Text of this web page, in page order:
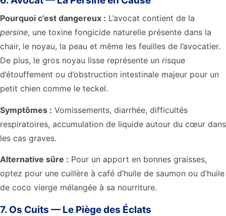
Pourquoi c’est dangereux : L’avocat contient de la
persine, une toxine fongicide naturelle présente dans la
chair, le noyau, la peau et même les feuilles de l’avocatier.
De plus, le gros noyau lisse représente un risque
d’étouffement ou d’obstruction intestinale majeur pour un
petit chien comme le teckel.
Symptômes : Vomissements, diarrhée, difficultés
respiratoires, accumulation de liquide autour du cœur dans
les cas graves.
Alternative sûre : Pour un apport en bonnes graisses,
optez pour une cuillère à café d’huile de saumon ou d’huile
de coco vierge mélangée à sa nourriture.
7. Os Cuits — Le Piège des Éclats